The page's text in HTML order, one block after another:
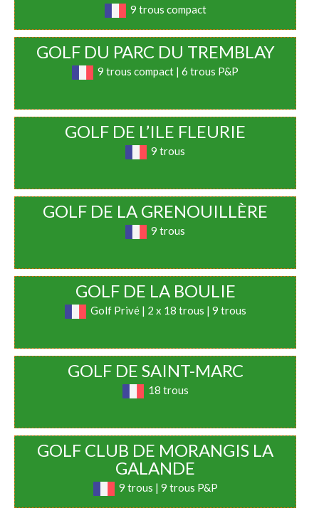
9 trous compact
GOLF DU PARC DU TREMBLAY
9 trous compact | 6 trous P&P
GOLF DE L’ILE FLEURIE
9 trous
GOLF DE LA GRENOUILLÈRE
9 trous
GOLF DE LA BOULIE
Golf Privé | 2 x 18 trous | 9 trous
GOLF DE SAINT-MARC
18 trous
GOLF CLUB DE MORANGIS LA
GALANDE
9 trous | 9 trous P&P